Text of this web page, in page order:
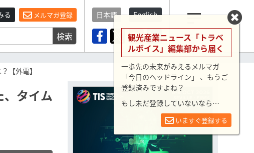
る メルマガ登録
検索
日本語 English
メニュー
【外電】
タイム
観光産業ニュース「トラベ
ルボイス」編集部から届く
一歩先の未来がみえるメルマガ
「今日のヘッドライン」 、もうご
登録済みですよね？
もし未だ登録していないなら…
いますぐ登録する